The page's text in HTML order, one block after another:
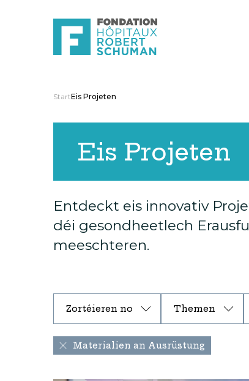
StartEis Projeten
Eis Projeten
Entdeckt eis innovativ
déi gesondheetlech
meeschteren.
Zortéieren no Themen
Materialien an Ausrüstung